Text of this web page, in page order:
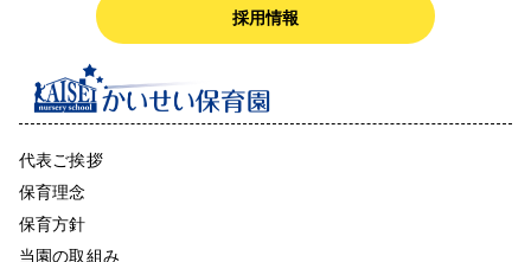
採用情報
代表ご挨拶
保育理念
保育方針
当園の取組み